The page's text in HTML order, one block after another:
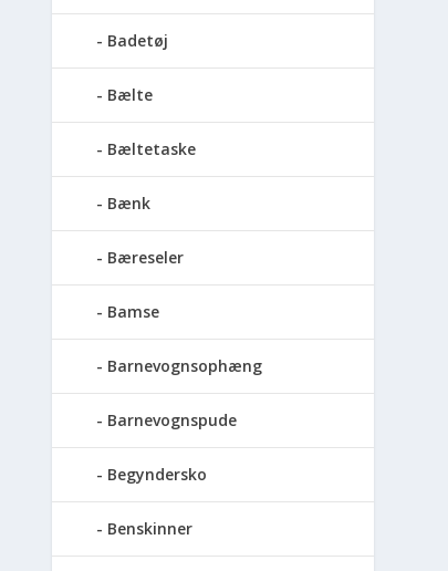
Badetøj
Bælte
Bæltetaske
Bænk
Bæreseler
Bamse
Barnevognsophæng
Barnevognspude
Begyndersko
Benskinner